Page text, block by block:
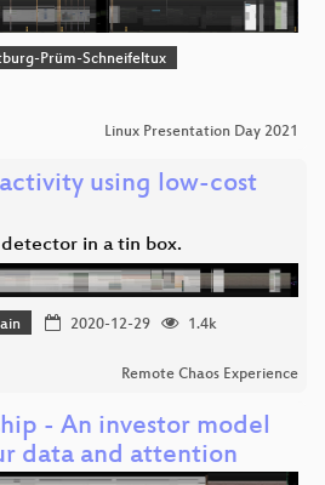
Prüm-Schneifeltux
Linux Presentation Day 2021
using low-cost
in a tin box.
2020-12-29
1.4k
Remote Chaos Experience
- An investor model
data and attention